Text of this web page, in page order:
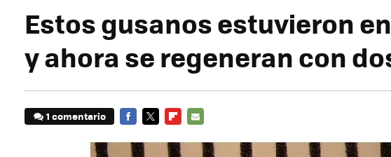
Estos gusanos estuvieron
y ahora se regeneran con
1 comentario
MAIL